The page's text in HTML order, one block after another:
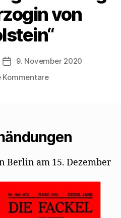
von
Beitragsdatum
9. November 2020
Kommentarezu
über
Mehrings
der
Gerolstein“
Berlin am 15. Dezember